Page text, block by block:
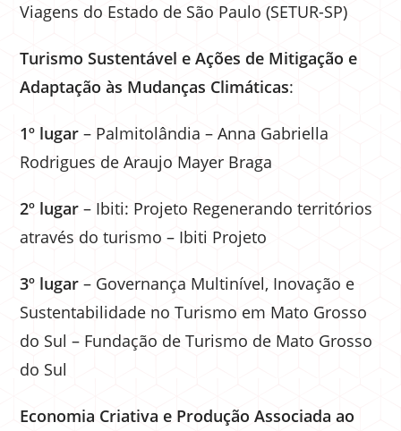
Viagens do Estado de São Paulo (SETUR-SP)
Turismo Sustentável e Ações de Mitigação e
Adaptação às Mudanças Climáticas:
1º lugar – Palmitolândia – Anna Gabriella
Rodrigues de Araujo Mayer Braga
2º lugar – Ibiti: Projeto Regenerando territórios
através do turismo – Ibiti Projeto
3º lugar – Governança Multinível, Inovação e
Sustentabilidade no Turismo em Mato Grosso
do Sul – Fundação de Turismo de Mato Grosso
do Sul
Economia Criativa e Produção Associada ao